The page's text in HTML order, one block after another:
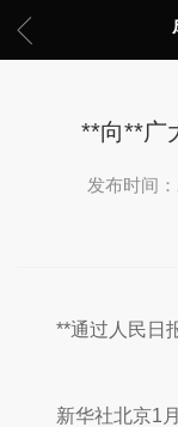
**向**广
发布时间
**通过人民日
新华社北京1